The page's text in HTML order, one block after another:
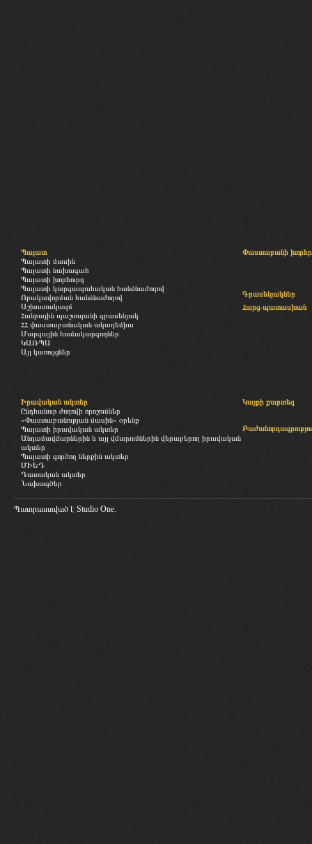
Պալատ
Պալատի մասին
Պալատի նախագահ
Պալատի խորհուրդ
Պալատի կարգապահական հանձնաժողով
Որակավորման հանձնաժողով
Աշխատակազմ
Հանրային պաշտպանի գրասենյակ
ՀՀ փաստաբանական ակադեմիա
Մարզային համակարգողներ
ԿԱՌՊԱ
Այլ կառույցներ
Փաստաբանի
Գրասենյակներ
Հարց-պատասխան
Իրավական ակտեր
Ընդհանուր ժողովի որոշումներ
«Փաստաբանության մասին» օրենք
Պալատի իրավական ակտեր
Անդամավճարներին և այլ վճարումներին վերաբերող իրավական
ակտեր
Պալատի գործող ներքին ակտեր
ՄԻԵԴ
Դատական ակտեր
Նախագծեր
Կայքի քարտեզ
Պատրաստված է Studio One.